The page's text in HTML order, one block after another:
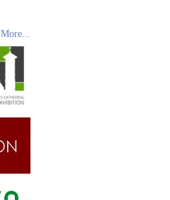
More...